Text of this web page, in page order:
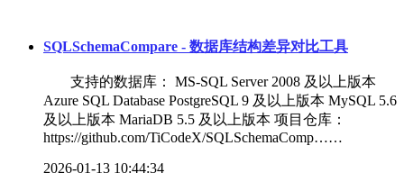
SQLSchemaCompare - 数据库结构差异对比工具
支持的数据库： MS-SQL Server 2008 及以上版本
Azure SQL Database PostgreSQL 9 及以上版本 MySQL 5.6
及以上版本 MariaDB 5.5 及以上版本 项目仓库：
https://github.com/TiCodeX/SQLSchemaComp……
2026-01-13 10:44:34